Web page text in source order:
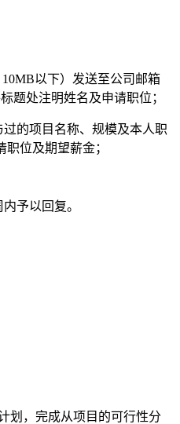
以下）发送至公司邮箱
题处注明姓名及申请职位；
的项目名称、规模及本人职
位及期望薪金；
予以回复。
划，完成从项目的可行性分